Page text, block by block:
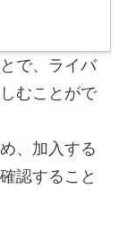
で、ライバ
むことがで
、加入する
認すること